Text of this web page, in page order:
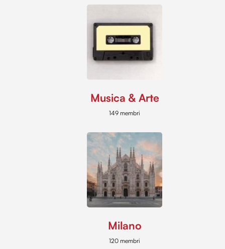
Musica & Arte
149 membri
Milano
120 membri